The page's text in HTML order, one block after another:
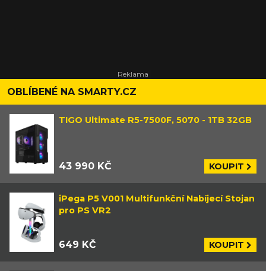
OBLÍBENÉ NA SMARTY.CZ
TIGO Ultimate R5-7500F, 5070 - 1TB 32GB
43 990 KČ KOUPIT
iPega P5 V001 Multifunkční Nabíjecí Stojan
pro PS VR2
649 KČ KOUPIT